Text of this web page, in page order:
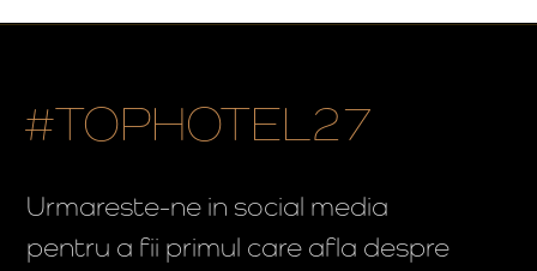
#TOPHOTEL27
Urmareste-ne in social media
pentru a fii primul care afla despre